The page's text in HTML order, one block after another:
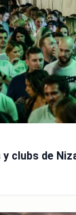
clubs de